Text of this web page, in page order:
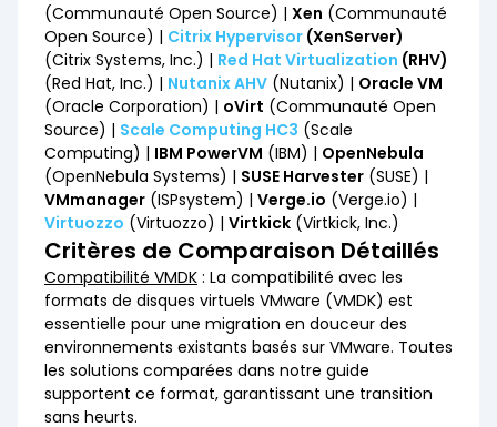
(Communauté Open Source) | Xen (Communauté
Open Source) | Citrix Hypervisor (XenServer)
(Citrix Systems, Inc.) | Red Hat Virtualization (RHV)
(Red Hat, Inc.) | Nutanix AHV (Nutanix) | Oracle VM
(Oracle Corporation) | oVirt (Communauté Open
Source) | Scale Computing HC3 (Scale
Computing) | IBM PowerVM (IBM) | OpenNebula
(OpenNebula Systems) | SUSE Harvester (SUSE) |
VMmanager (ISPsystem) | Verge.io (Verge.io) |
Virtuozzo (Virtuozzo) | Virtkick (Virtkick, Inc.)
Critères de Comparaison Détaillés
Compatibilité VMDK : La compatibilité avec les
formats de disques virtuels VMware (VMDK) est
essentielle pour une migration en douceur des
environnements existants basés sur VMware. Toutes
les solutions comparées dans notre guide
supportent ce format, garantissant une transition
sans heurts.